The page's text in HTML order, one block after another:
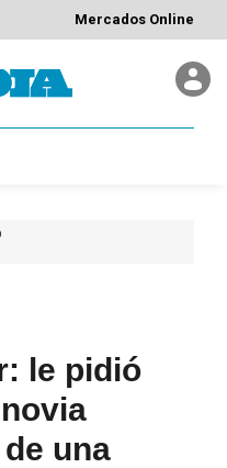
Mercados Online
le pidió
una